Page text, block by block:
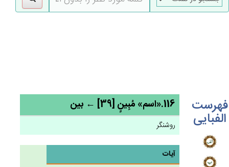
فهرست
الفبایی
116.«اسم» مُبِين‌ٍ [39] ← بین
روشنگر
آیات